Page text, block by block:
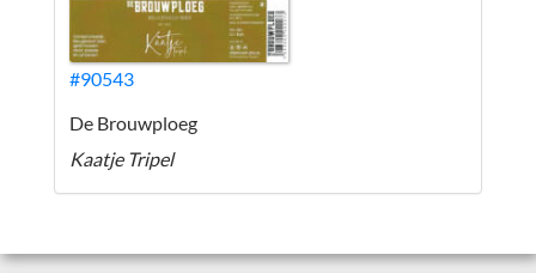
#90543
De Brouwploeg
Kaatje Tripel